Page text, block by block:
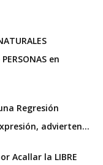
en
Regresión
advierten…
Acallar la LIBRE